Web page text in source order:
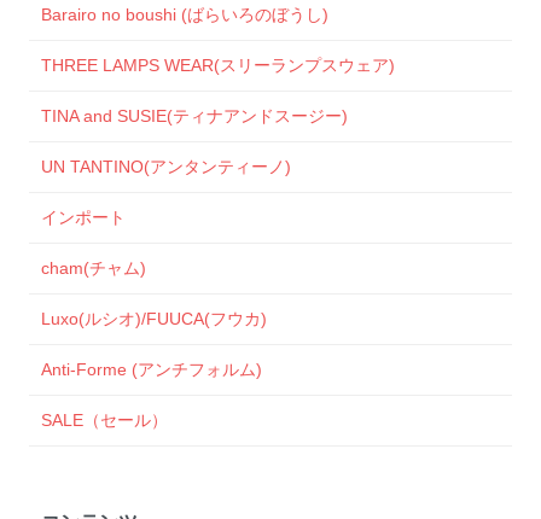
Barairo no boushi (ばらいろのぼうし)
THREE LAMPS WEAR(スリーランプスウェア)
TINA and SUSIE(ティナアンドスージー)
UN TANTINO(アンタンティーノ)
インポート
cham(チャム)
Luxo(ルシオ)/FUUCA(フウカ)
Anti-Forme (アンチフォルム)
SALE（セール）